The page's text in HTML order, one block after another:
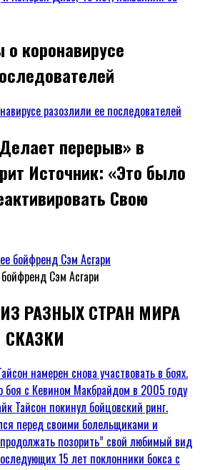
коронавирусе
перерыв» в
Источник: «Это было
Свою
Сэм Асгари
РАЗНЫХ СТРАН МИРА